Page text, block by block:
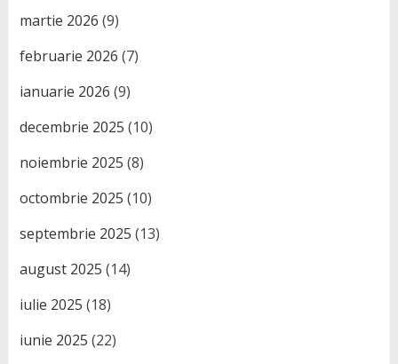
martie 2026 (9)
februarie 2026 (7)
ianuarie 2026 (9)
decembrie 2025 (10)
noiembrie 2025 (8)
octombrie 2025 (10)
septembrie 2025 (13)
august 2025 (14)
iulie 2025 (18)
iunie 2025 (22)